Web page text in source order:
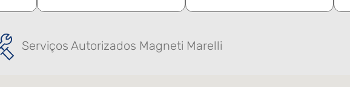
Serviços Autorizados Magneti Marelli